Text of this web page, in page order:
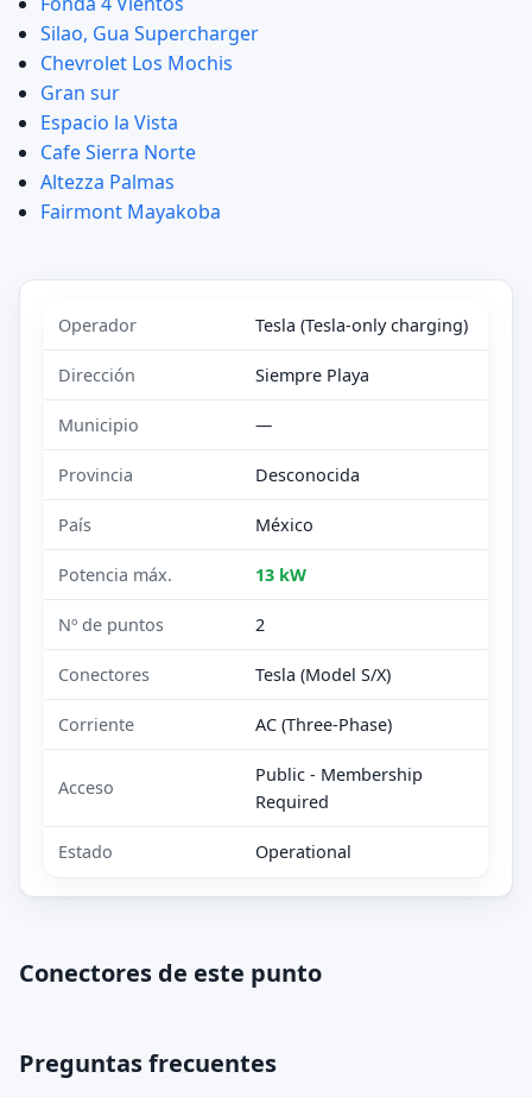
Silao, Gua Supercharger
Chevrolet Los Mochis
Gran sur
Espacio la Vista
Cafe Sierra Norte
Altezza Palmas
Fairmont Mayakoba
Operador Tesla (Tesla-only charging)
Dirección Siempre Playa
Municipio —
Provincia Desconocida
País México
Potencia máx. 13 kW
Nº de puntos 2
Conectores Tesla (Model S/X)
Corriente AC (Three-Phase)
Acceso
Public - Membership
Required
Estado Operational
Conectores de este punto
Preguntas frecuentes